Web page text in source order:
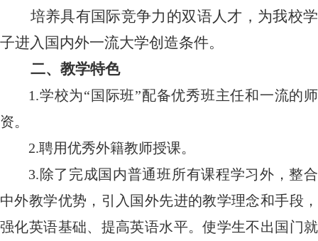
培养具有国际竞争力的双语人才，为我校学
子进入国内外一流大学创造条件。
二、教学特色
1.学校为“国际班”配备优秀班主任和一流的师
资。
2.聘用优秀外籍教师授课。
3.除了完成国内普通班所有课程学习外，整合
中外教学优势，引入国外先进的教学理念和手段，
强化英语基础、提高英语水平。使学生不出国门就